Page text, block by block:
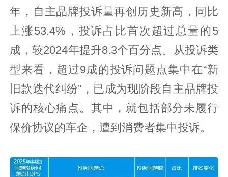
年，自主品牌投诉量再创历史新高，同比
上涨53.4%，投诉占比首次超过总量的5
成，较2024年提升8.3个百分点。从投诉类
型来看，超过9成的投诉问题点集中在“新
旧款迭代纠纷”，已成为现阶段自主品牌投
诉的核心痛点。其中，就包括部分未履行
保价协议的车企，遭到消费者集中投诉。